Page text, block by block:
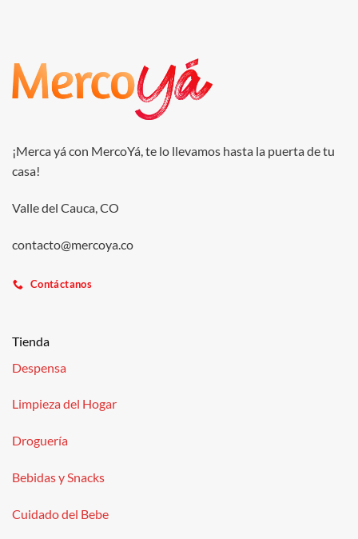
¡Merca yá con MercoYá, te lo llevamos hasta la puerta de tu
casa!
Valle del Cauca, CO
contacto@mercoya.co
Contáctanos
Tienda
Despensa
Limpieza del Hogar
Droguería
Bebidas y Snacks
Cuidado del Bebe